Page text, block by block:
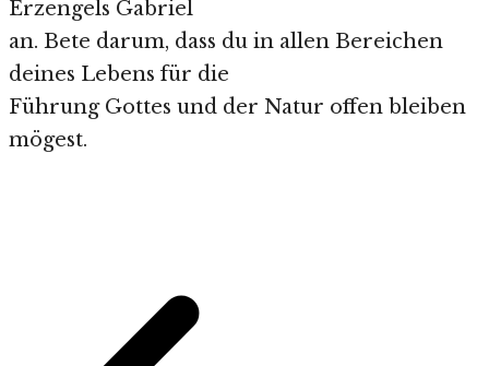
Erzengels Gabriel
an. Bete darum, dass du in allen Bereichen
deines Lebens für die
Führung Gottes und der Natur offen bleiben
mögest.